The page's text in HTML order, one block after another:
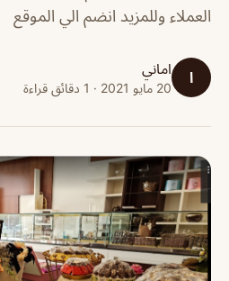
العملاء وللمزيد انضم الي الموقع
ا اماني
20 مايو 2021 · 1 دقائق قراءة